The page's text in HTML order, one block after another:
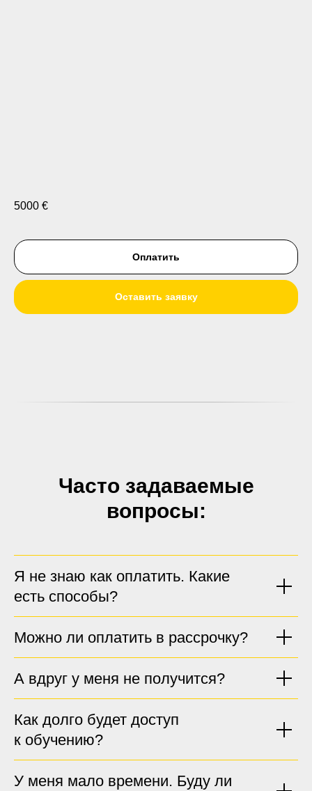
5000 €
Оплатить
Оставить заявку
Часто задаваемые
вопросы:
Я не знаю как оплатить. Какие
есть способы?
Можно ли оплатить в рассрочку?
А вдруг у меня не получится?
Как долго будет доступ
к обучению?
У меня мало времени. Буду ли